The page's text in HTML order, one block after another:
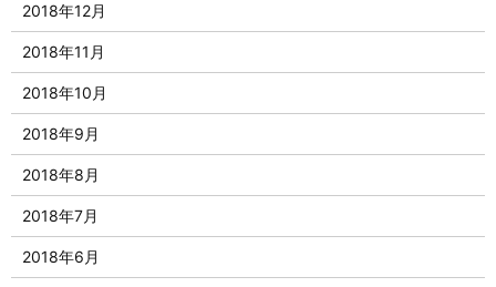
2018年12月
2018年11月
2018年10月
2018年9月
2018年8月
2018年7月
2018年6月